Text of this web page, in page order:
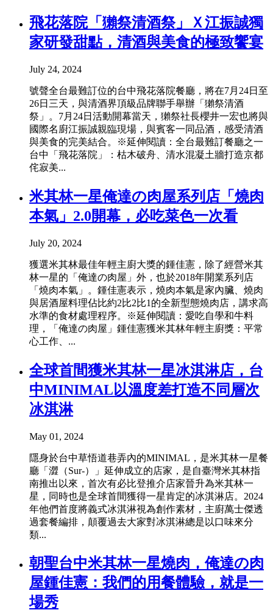
飛花落院「獺祭清酒祭」Ｘ江振誠獨
家研發甜點，清酒與美食的極致饗宴
July 24, 2024
號聲全台最難訂位的台中飛花落院餐廳，將在7月24日至
26日三天，與清酒界頂級品牌聯手舉辦「獺祭清酒
祭」。7月24日活動開幕當天，獺祭社長櫻井一宏也將與
國際名廚江振誠親臨現場，與賓客一同品酒，感受清酒
與美食的完美結合。※延伸閱讀：全台最難訂餐廳之一
台中「飛花落院」：枯木破舟、清水混凝土牆打造京都
侘寂美...
米其林一星俺達の肉屋系列店「燒肉
本氣」2.0開幕，必吃菜色一次看
July 20, 2024
獲選米其林最佳年輕主廚大獎的鍾佳憲，除了經營米其
林一星的「俺達の肉屋」外，也於2018年開業系列店
「燒肉本氣」。鍾佳憲表示，燒肉本氣是家內臟、燒肉
與居酒屋料理佔比約2比2比1的全新型態燒肉店，講求高
水準的食材處理程序。※延伸閱讀：愛吃自學和牛料
理，「俺達の肉屋」鍾佳憲獲米其林年輕主廚獎：平常
心工作、...
全球首間獲米其林一星冰淇淋店，台
中MINIMAL以溫度差打造不同層次
冰淇淋
May 01, 2024
隱身於台中草悟道巷弄內的MINIMAL，是米其林一星餐
廳「澀（Sur-）」延伸成立的店家，是自臺灣米其林指
南推出以來，首次有必比登推介店家晉升為米其林一
星，同時也是全球首間獲得一星肯定的冰淇淋店。2024
年他們首度將義式冰淇淋視為創作素材，主廚萬士傑透
過套餐編排，顛覆過去大家對冰淇淋總是以口味來分
類...
朝聖台中米其林一星燒肉，俺達の肉
屋鍾佳憲：我們的用餐體驗，就是一
場秀